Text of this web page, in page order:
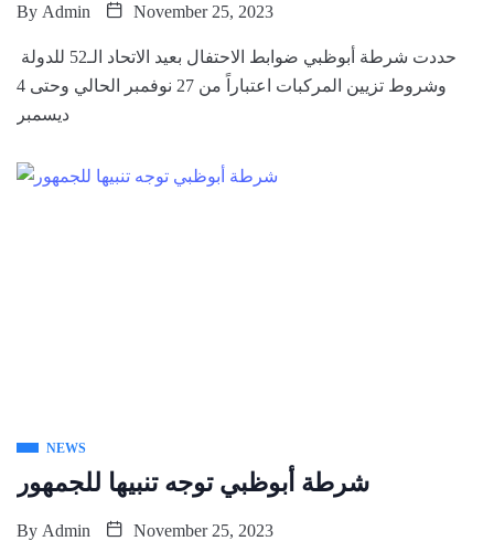
By Admin November 25, 2023
وشروط تزيين المركبات اعتباراً من 27 نوفمبر الحالي وحتى 4
ديسمبر
NEWS
شرطة أبوظبي توجه تنبيها للجمهور
By Admin November 25, 2023